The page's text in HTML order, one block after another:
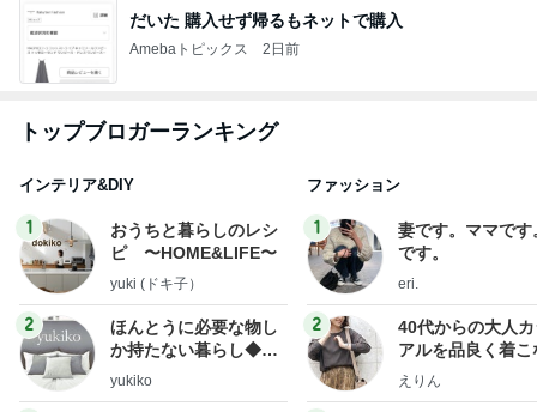
だいた 購入せず帰るもネットで購入
Amebaトピックス 2日前
トップブロガーランキング
インテリア&DIY
1
おうちと暮らしのレシ
ピ 〜HOME&LIFE〜
yuki (ドキ子）
2
ほんとうに必要な物し
か持たない暮らし◆Ke
ep Life Simple◆〜イ
yukiko
ファッション
1
妻です。ママです
です。
eri.
2
40代からの大人
アルを品良く着こ
ファッションブロ
えりん